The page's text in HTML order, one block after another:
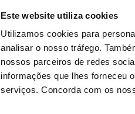
Este website utiliza cookies
Utilizamos cookies para
analisar o nosso tráfego.
nossos parceiros de redes
informações que lhes forneceu
serviços. Concorda com os